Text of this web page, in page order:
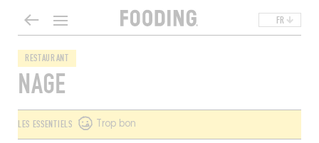
FR
RESTAURANT
NAGE
LES ESSENTIELS Trop bon